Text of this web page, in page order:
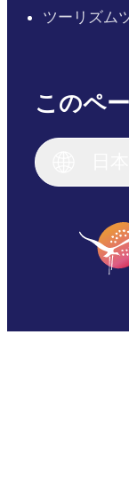
ツーリズム
このペ
English
English
Français